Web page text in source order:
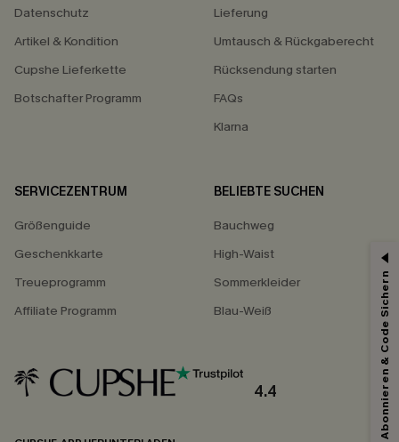
Datenschutz
Artikel & Kondition
Cupshe Lieferkette
Botschafter Programm
Lieferung
Umtausch & Rückgaberecht
Rücksendung starten
FAQs
Klarna
SERVICEZENTRUM
Größenguide
Geschenkkarte
Treueprogramm
Affiliate Programm
BELIEBTE SUCHEN
Bauchweg
High-Waist
Sommerkleider
Blau-Weiß
4.4 Abonnieren & Code Sichern